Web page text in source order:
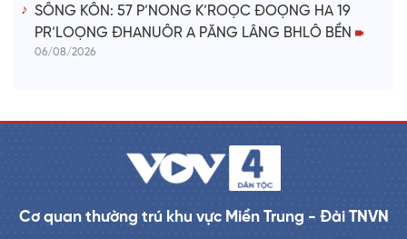
SÔNG KÔN: 57 P’NONG K’ROỌC ĐOỌNG HA 19
PR’LOỌNG ĐHANUÔR A PĂNG LÂNG BHLÔ BỀN
06/08/2026
Cơ quan thường trú khu vực Miền Trung - Đài TNVN